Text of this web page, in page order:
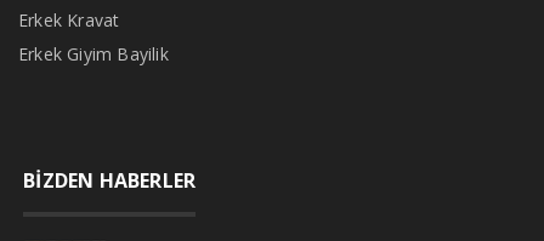
Erkek Kravat
Erkek Giyim Bayilik
BİZDEN HABERLER